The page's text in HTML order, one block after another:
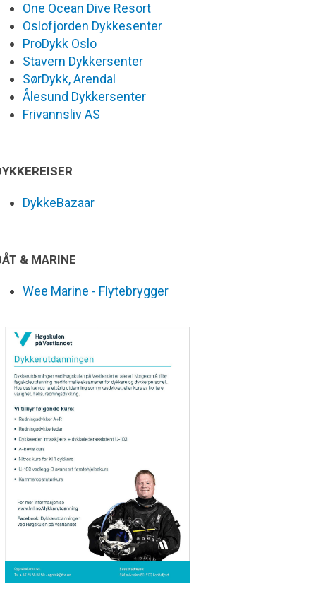
One Ocean Dive Resort
Oslofjorden Dykkesenter
ProDykk Oslo
Stavern Dykkersenter
SørDykk, Arendal
Ålesund Dykkersenter
Frivannsliv AS
DykkeBazaar
& MARINE
Wee Marine - Flytebrygger